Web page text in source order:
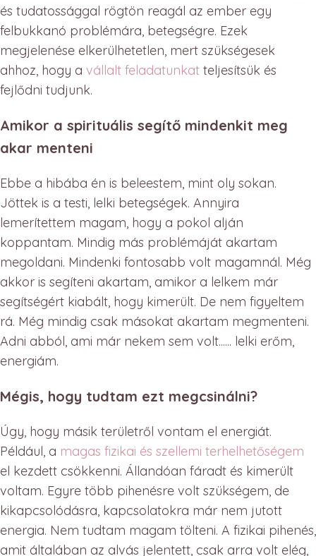
és tudatossággal rögtön reagál az ember egy
felbukkanó problémára, betegségre. Ezek
megjelenése elkerülhetetlen, mert szükségesek
ahhoz, hogy a vállalt feladatunkat teljesítsük és
fejlődni tudjunk.
Amikor a spirituális segítő mindenkit meg
akar menteni
Ebbe a hibába én is beleestem, mint oly sokan.
Jöttek is a testi, lelki betegségek. Annyira
lemerítettem magam, hogy a pokol alján
koppantam. Mindig más problémáját akartam
megoldani. Mindenki fontosabb volt magamnál. Még
akkor is segíteni akartam, amikor a lelkem már
segítségért kiabált, hogy kimerült. De nem figyeltem
rá. Még mindig csak másokat akartam megmenteni.
Adni abból, ami már nekem sem volt...... lelki erőm,
energiám.
Mégis, hogy tudtam ezt megcsinálni?
Úgy, hogy másik területről vontam el energiát.
Például, a magas fizikai és szellemi terhelhetőségem
el kezdett csökkenni. Állandóan fáradt és kimerült
voltam. Egyre több pihenésre volt szükségem, de
kikapcsolódásra, kapcsolatokra már nem jutott
energia. Nem tudtam magam tölteni. A fizikai pihenés,
amit általában az alvás jelentett, csak arra volt elég,